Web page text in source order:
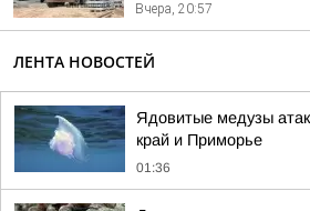
Вчера, 20:57
ЛЕНТА НОВОСТЕЙ
Ядовитые медузы
край и Приморье
01:36